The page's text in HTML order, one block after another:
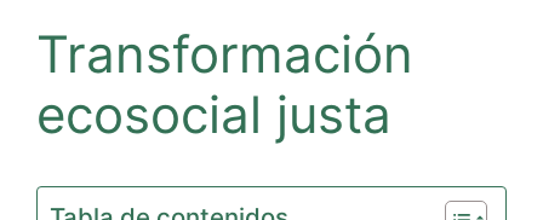
Transformación
ecosocial justa